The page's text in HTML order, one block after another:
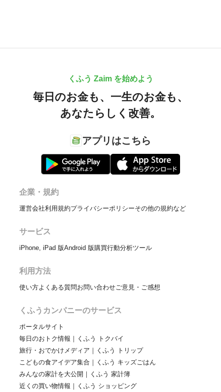
くふう Zaim を始めよう
毎日のお金も、 一生のお金も、
あなたらしく改善。
アプリはこちら
企業・規約
運営会社利用規約プライバシーポリシーその他の規約など
サービス
iPhone, iPad 版Android 版購買行動分析ツール
利用方法
使い方よくある質問お問い合わせご意見・ご感想
くふうカンパニーのサービス
ポータルサイト
毎日のおトク情報｜くふう トクバイ
旅行・おでかけメディア｜くふう トリップ
こどもの食アイデア集合｜くふう キッズごはん
みんなの家計を大公開｜くふう 家計簿
近くの買い物情報｜くふう ショッピング